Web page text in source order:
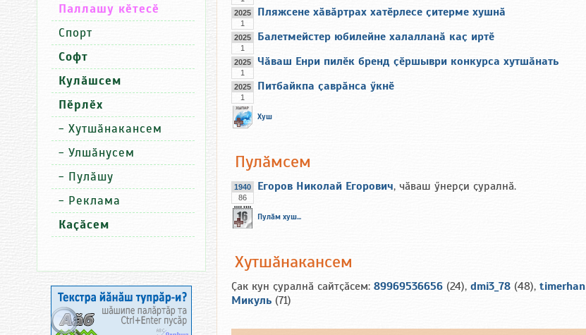
2025
1
Пляжсене хӑвӑртрах хатӗрлесе ҫитерме хушнӑ
2025
1
Балетмейстер юбилейне халалланӑ каҫ иртӗ
2025
1
Чӑваш Енри пилӗк бренд ҫӗршыври конкурса хутшӑнать
2025
1
Питбайкпа ҫаврӑнса ӳкнӗ
Хуш
Пулӑмсем
1940
86
Егоров Николай Егорович, чӑваш ӳнерҫи ҫуралнӑ.
Пулӑм хуш...
Хутшӑнакансем
Ҫак кун ҫуралнӑ сайтҫӑсем: 89969536656 (24), dmi3_78 (48), timerhan
Микуль (71)
Паллашу кӗтесӗ
Спорт
Софт
Кулӑшсем
Пӗрлӗх
- Хутшӑнакансем
- Улшӑнусем
- Пулӑшу
- Реклама
Каҫӑсем